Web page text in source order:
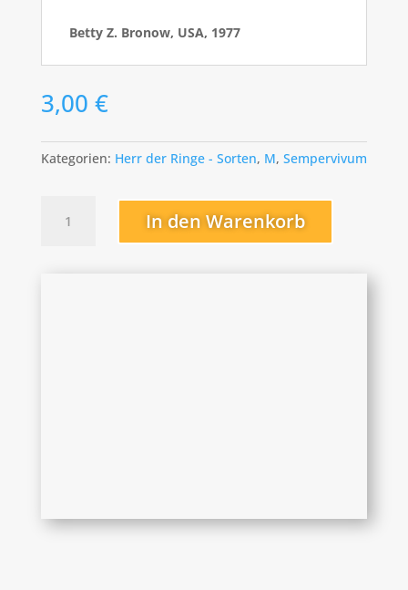
Betty Z. Bronow, USA, 1977
3,00 €
Kategorien: Herr der Ringe - Sorten, M, Sempervivum
Menge
In den Warenkorb